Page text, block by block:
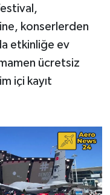
konserlerden
etkinliğe ev
ücretsiz
içi kayıt